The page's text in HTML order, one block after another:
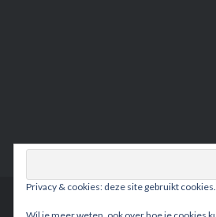
Privacy & cookies: deze site gebruikt